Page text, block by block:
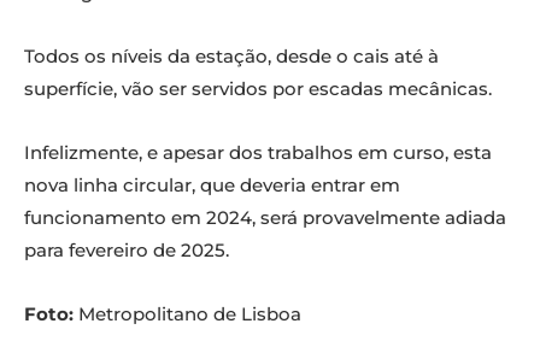
Todos os níveis da estação, desde o cais até à
superfície, vão ser servidos por escadas mecânicas.
Infelizmente, e apesar dos trabalhos em curso, esta
nova linha circular, que deveria entrar em
funcionamento em 2024, será provavelmente adiada
para fevereiro de 2025.
Foto: Metropolitano de Lisboa